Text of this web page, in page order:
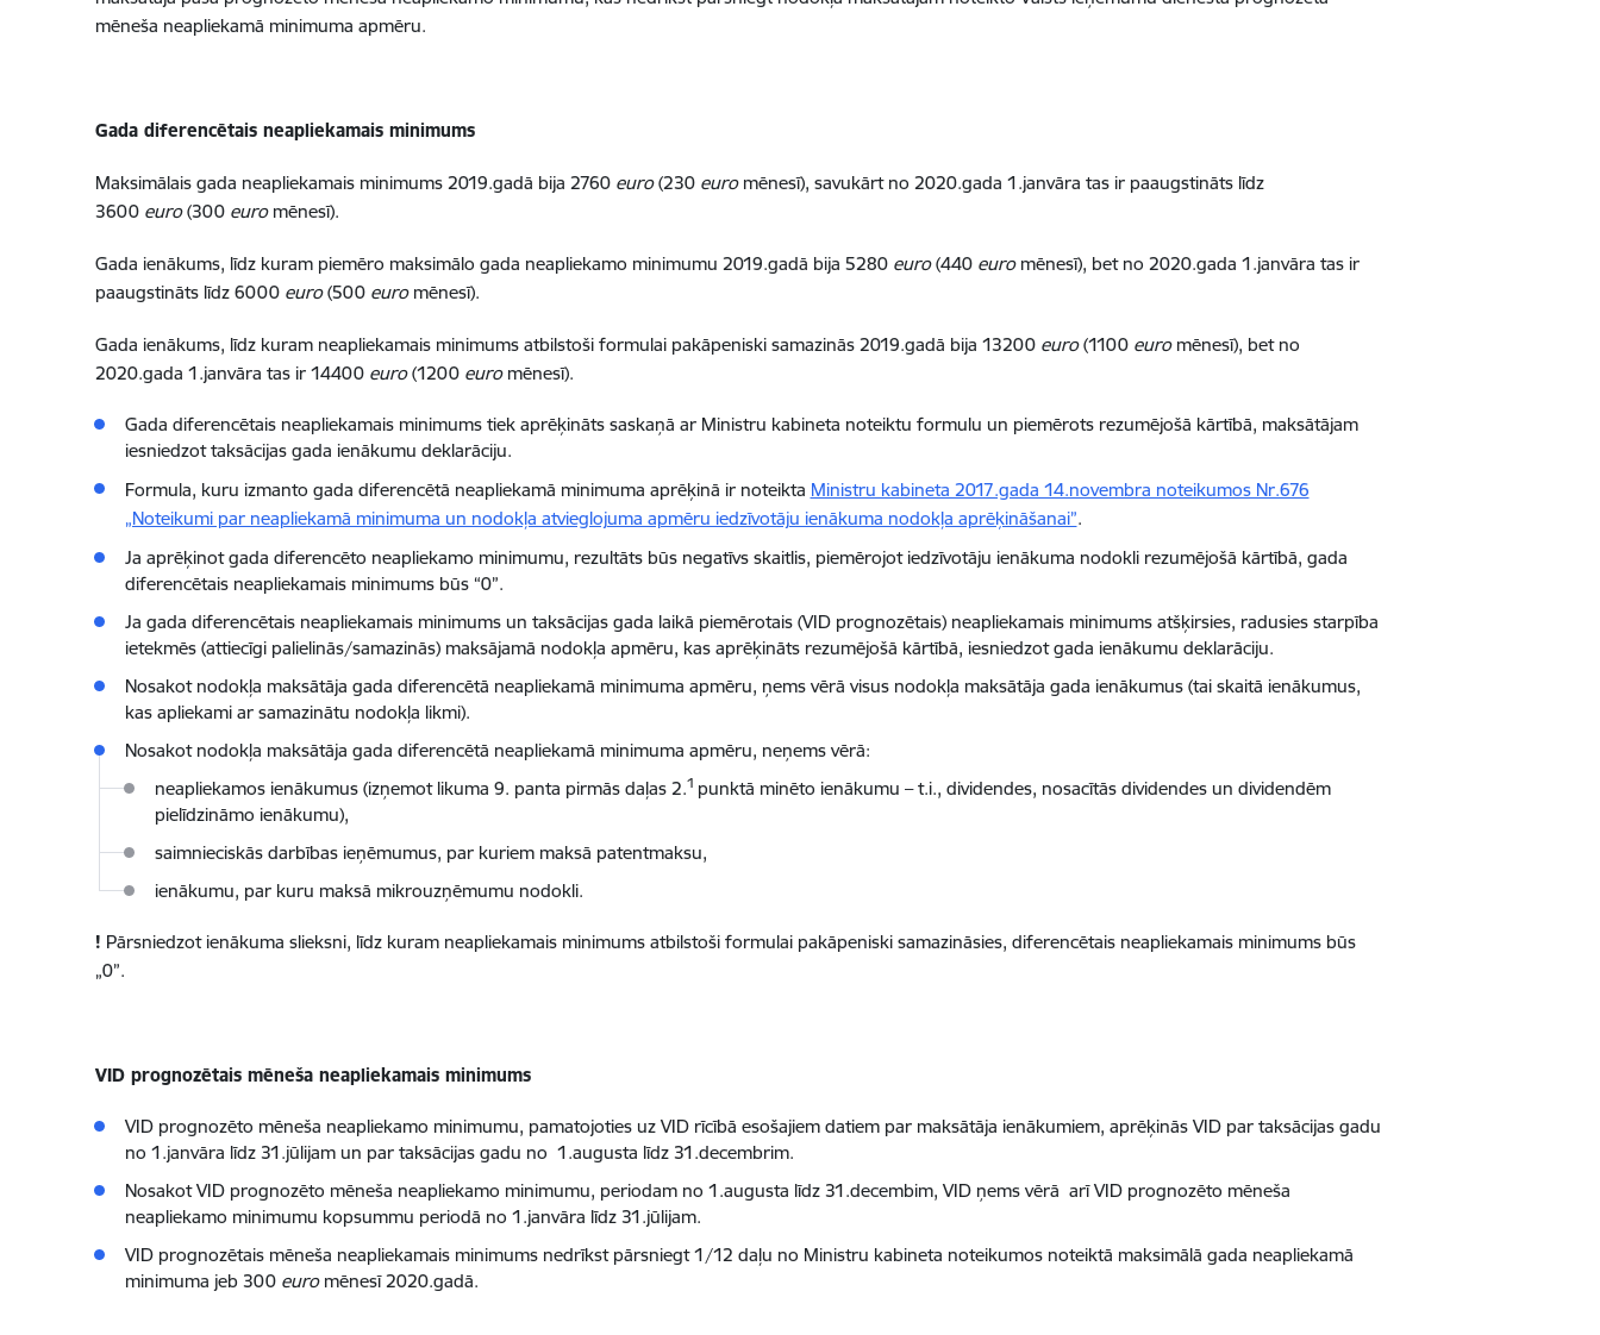
mēneša neapliekamā minimuma apmēru.
Gada diferencētais neapliekamais minimums
Maksimālais gada neapliekamais minimums 2019.gadā bija 2760 euro(230 euro mēnesī), savukārt no 2020.gada 1.janvāra tas ir paaugstināts līdz
3600 euro(300 euromēnesī).
Gada ienākums, līdz kuram piemēro maksimālo gada neapliekamo minimumu 2019.gadā bija 5280 euro(440 euromēnesī), bet no 2020.gada 1.janvāra tas ir
paaugstināts līdz 6000 euro(500 euro mēnesī).
Gada ienākums, līdz kuram neapliekamais minimums atbilstoši formulai pakāpeniski samazinās 2019.gadā bija 13200 euro(1100 euro mēnesī), bet no
2020.gada 1.janvāra tas ir 14400 euro(1200 euromēnesī).
Gada diferencētais neapliekamais minimums tiek aprēķināts saskaņā ar Ministru kabineta noteiktu formulu un piemērots rezumējošā kārtībā, maksātājam
iesniedzot taksācijas gada ienākumu deklarāciju.
Formula, kuru izmanto gada diferencētā neapliekamā minimuma aprēķinā ir noteikta Ministru kabineta 2017.gada 14.novembra noteikumos Nr.676
„Noteikumi par neapliekamā minimuma un nodokļa atvieglojuma apmēru iedzīvotāju ienākuma nodokļa aprēķināšanai”.
Ja aprēķinot gada diferencēto neapliekamo minimumu, rezultāts būs negatīvs skaitlis, piemērojot iedzīvotāju ienākuma nodokli rezumējošā kārtībā, gada
diferencētais neapliekamais minimums būs “0”.
Ja gada diferencētais neapliekamais minimums un taksācijas gada laikā piemērotais (VID prognozētais) neapliekamais minimums atšķirsies, radusies starpība
ietekmēs (attiecīgi palielinās/samazinās) maksājamā nodokļa apmēru, kas aprēķināts rezumējošā kārtībā, iesniedzot gada ienākumu deklarāciju.
Nosakot nodokļa maksātāja gada diferencētā neapliekamā minimuma apmēru, ņems vērā visus nodokļa maksātāja gada ienākumus (tai skaitā ienākumus,
kas apliekami ar samazinātu nodokļa likmi).
Nosakot nodokļa maksātāja gada diferencētā neapliekamā minimuma apmēru, neņems vērā:
neapliekamos ienākumus (izņemot likuma 9. panta pirmās daļas 2.1 punktā minēto ienākumu – t.i., dividendes, nosacītās dividendes un dividendēm
pielīdzināmo ienākumu),
saimnieciskās darbības ieņēmumus, par kuriem maksā patentmaksu,
ienākumu, par kuru maksā mikrouzņēmumu nodokli.
! Pārsniedzot ienākuma slieksni, līdz kuram neapliekamais minimums atbilstoši formulai pakāpeniski samazināsies, diferencētais neapliekamais minimums būs
„0”.
VID prognozētais mēneša neapliekamais minimums
VID prognozēto mēneša neapliekamo minimumu, pamatojoties uz VID rīcībā esošajiem datiem par maksātāja ienākumiem, aprēķinās VID par taksācijas gadu
no 1.janvāra līdz 31.jūlijam un par taksācijas gadu no 1.augusta līdz 31.decembrim.
Nosakot VID prognozēto mēneša neapliekamo minimumu, periodam no 1.augusta līdz 31.decembim, VID ņems vērā arī VID prognozēto mēneša
neapliekamo minimumu kopsummu periodā no 1.janvāra līdz 31.jūlijam.
VID prognozētais mēneša neapliekamais minimums nedrīkst pārsniegt 1/12 daļu no Ministru kabineta noteikumos noteiktā maksimālā gada neapliekamā
minimuma jeb 300 euromēnesī 2020.gadā.